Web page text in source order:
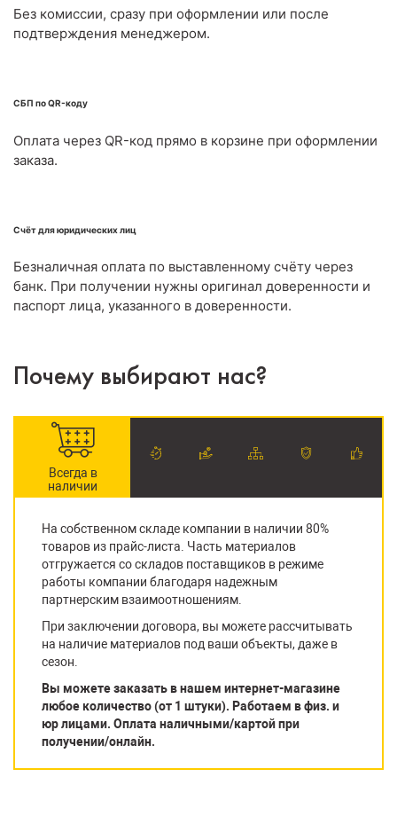
Без комиссии, сразу при оформлении или после
подтверждения менеджером.
СБП по QR-коду
Оплата через QR-код прямо в корзине при оформлении
заказа.
Счёт для юридических лиц
Безналичная оплата по выставленному счёту через
банк. При получении нужны оригинал доверенности и
паспорт лица, указанного в доверенности.
Почему выбирают нас?
Всегда в
наличии
На собственном складе компании в наличии 80%
товаров из прайс-листа. Часть материалов
отгружается со складов поставщиков в режиме
работы компании благодаря надежным
партнерским взаимоотношениям.
При заключении договора, вы можете рассчитывать
на наличие материалов под ваши объекты, даже в
сезон.
Вы можете заказать в нашем интернет-магазине
любое количество (от 1 штуки). Работаем в физ. и
юр лицами. Оплата наличными/картой при
получении/онлайн.